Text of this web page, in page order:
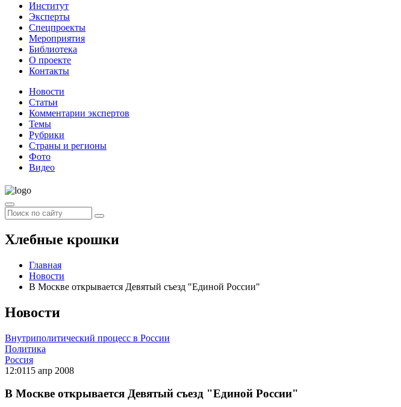
Институт
Эксперты
Спецпроекты
Мероприятия
Библиотека
О проекте
Контакты
Новости
Статьи
Комментарии экспертов
Темы
Рубрики
Страны и регионы
Фото
Видео
Хлебные крошки
Главная
Новости
В Москве открывается Девятый съезд "Единой России"
Новости
Внутриполитический процесс в России
Политика
Россия
12:0115 апр 2008
В Москве открывается Девятый съезд "Единой России"